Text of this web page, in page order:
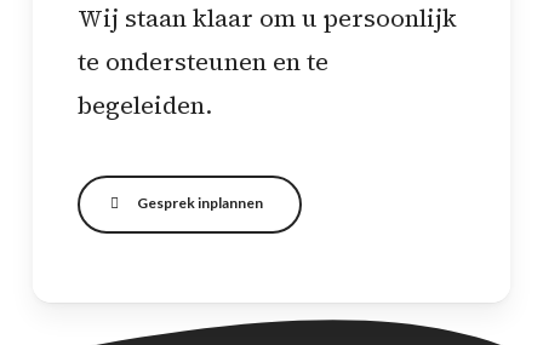
Wij staan klaar om u persoonlijk
te ondersteunen en te
begeleiden.
Gesprek inplannen